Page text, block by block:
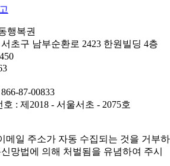
행복권
초구 남부순환로 2423 한원빌딩 4층
87-00833
: 제2018 - 서울서초 - 2075호
메일 주소가 자동 수집되는 것을 거부하
망법에 의해 처벌됨을 유념하여 주시